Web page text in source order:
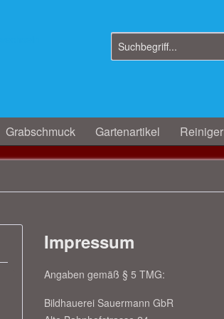
Grabschmuck Gartenartikel Reiniger
Impressum
Angaben gemäß § 5 TMG:
Bildhauerei Sauermann GbR